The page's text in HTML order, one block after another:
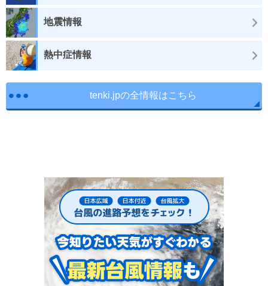
地震情報
熱中症情報
tenki.jpの全情報はこちら